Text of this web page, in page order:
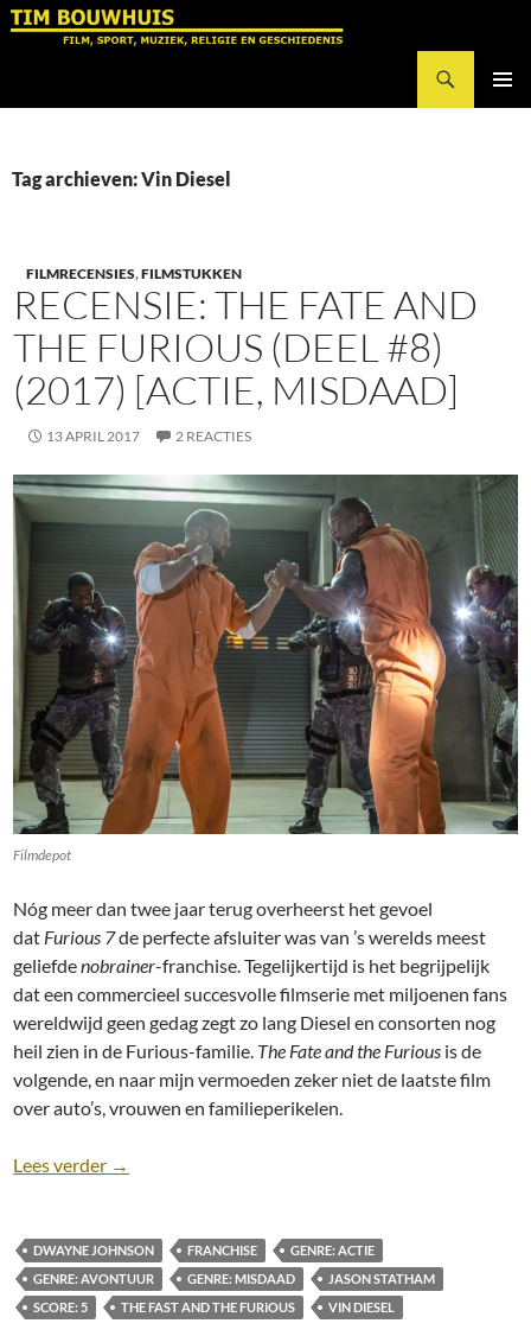
Ga
Tag archieven: Vin Diesel
FILMRECENSIES,FILMSTUKKEN
RECENSIE: THE FATE AND
THE FURIOUS (DEEL #8)
(2017) [ACTIE, MISDAAD]
13 APRIL 2017 2 REACTIES
Filmdepot
Nóg meer dan twee jaar terug overheerst het gevoel
dat Furious 7de perfecte afsluiter was van ’s werelds meest
geliefdenobrainer-franchise. Tegelijkertijd is het begrijpelijk
dat een commercieel succesvolle filmserie met miljoenen fans
wereldwijd geen gedag zegt zo lang Diesel en consorten nog
heil zien in de Furious-familie. The Fate and the Furious is de
volgende, en naar mijn vermoeden zeker niet de laatste film
over auto’s, vrouwen en familieperikelen.
Lees verder Recensie: The Fate and the Furious (Deel #8)
→
DWAYNE JOHNSON FRANCHISE
GENRE: ACTIE
GENRE: AVONTUUR
GENRE: MISDAAD
JASON STATHAM
SCORE: 5
THE FAST AND THE FURIOUS VIN DIESEL